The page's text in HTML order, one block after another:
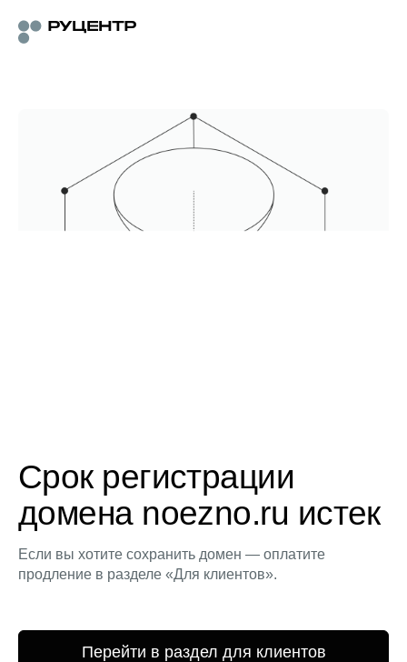
Срок регистрации
домена noezno.ru истек
Если вы хотите сохранить домен — оплатите
продление в разделе «Для клиентов».
Перейти в раздел для клиентов